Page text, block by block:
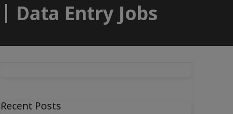
| Data Entry Jobs
Recent Posts